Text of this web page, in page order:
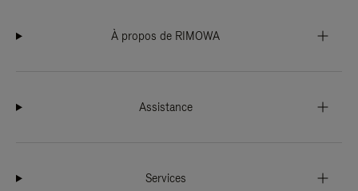
À propos de RIMOWA
Assistance
Services